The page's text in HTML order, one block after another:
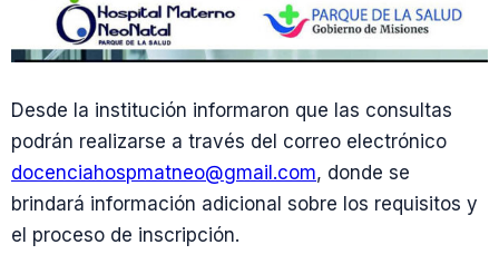
Desde la institución informaron que las consultas
podrán realizarse a través del correo electrónico
docenciahospmatneo@gmail.com, donde se
brindará información adicional sobre los requisitos y
el proceso de inscripción.